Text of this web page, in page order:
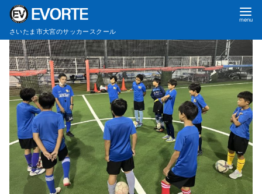
ンさいたま市大宮のサッカースクール